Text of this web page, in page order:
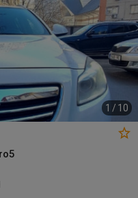
1 / 10